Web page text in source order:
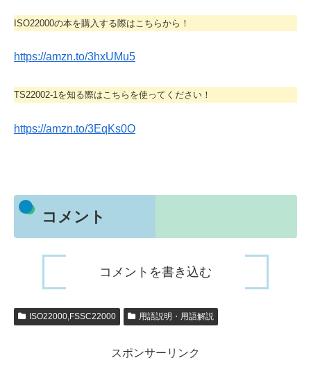
ISO22000の本を購入する際はこちらから！
https://amzn.to/3hxUMu5
TS22002-1を知る際はこちらを使ってください！
https://amzn.to/3EqKs0O
コメント
コメントを書き込む
ISO22000,FSSC22000 用語説明・用語解説
スポンサーリンク